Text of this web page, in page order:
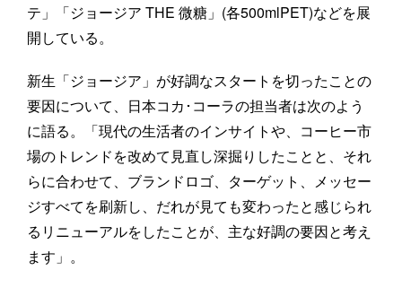
テ」「ジョージア THE 微糖」(各500mlPET)などを展
開している。
新生「ジョージア」が好調なスタートを切ったことの
要因について、日本コカ･コーラの担当者は次のよう
に語る。「現代の生活者のインサイトや、コーヒー市
場のトレンドを改めて見直し深掘りしたことと、それ
らに合わせて、ブランドロゴ、ターゲット、メッセー
ジすべてを刷新し、だれが見ても変わったと感じられ
るリニューアルをしたことが、主な好調の要因と考え
ます」。